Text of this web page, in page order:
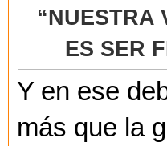
“NUESTRA
ES SER
Y en ese
más que la